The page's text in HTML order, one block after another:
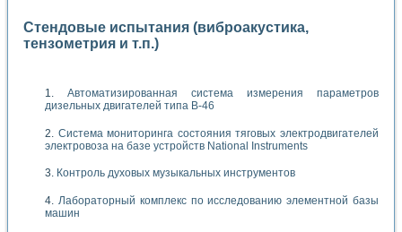
Стендовые испытания (виброакустика,
тензометрия и т.п.)
Автоматизированная система измерения параметров
дизельных двигателей типа В-46
Система мониторинга состояния тяговых электродвигателей
электровоза на базе устройств National Instruments
Контроль духовых музыкальных инструментов
Лабораторный комплекс по исследованию элементной базы
машин